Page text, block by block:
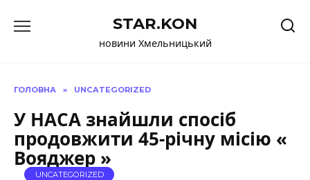
до
STAR.KON
новини Хмельницький
ГОЛОВНА » UNCATEGORIZED
У НАСА знайшли спосіб
продовжити 45-річну місію «
Вояджер »
UNCATEGORIZED